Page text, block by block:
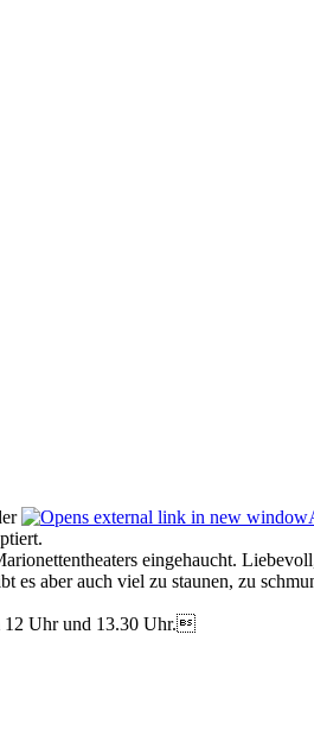
eingehaucht.
es aber auch viel zu staunen, zu
12 Uhr und 13.30 Uhr.